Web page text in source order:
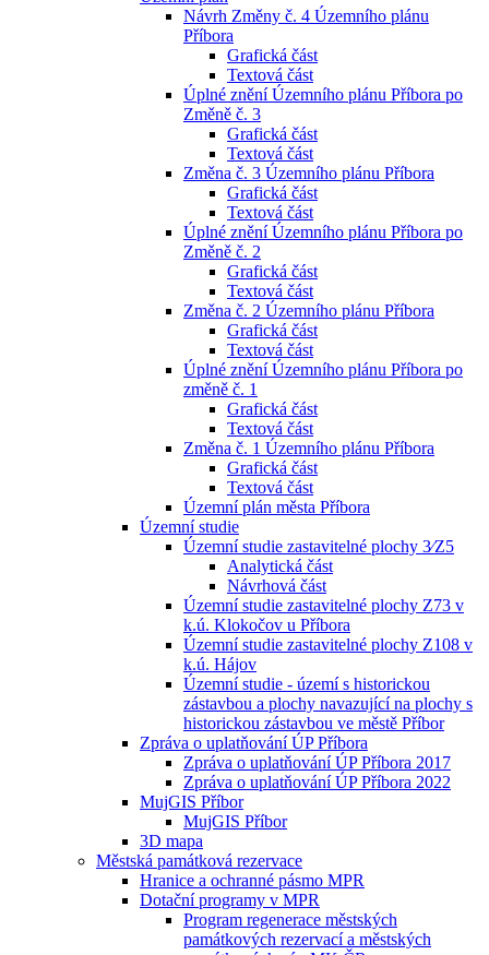
Návrh Změny č. 4 Územního plánu
Příbora
Grafická část
Textová část
Úplné znění Územního plánu Příbora po
Změně č. 3
Grafická část
Textová část
Změna č. 3 Územního plánu Příbora
Grafická část
Textová část
Úplné znění Územního plánu Příbora po
Změně č. 2
Grafická část
Textová část
Změna č. 2 Územního plánu Příbora
Grafická část
Textová část
Úplné znění Územního plánu Příbora po
změně č. 1
Grafická část
Textová část
Změna č. 1 Územního plánu Příbora
Grafická část
Textová část
Územní plán města Příbora
Územní studie
Územní studie zastavitelné plochy 3⁄Z5
Analytická část
Návrhová část
Územní studie zastavitelné plochy Z73 v
k.ú. Klokočov u Příbora
Územní studie zastavitelné plochy Z108 v
k.ú. Hájov
Územní studie - území s historickou
zástavbou a plochy navazující na plochy s
historickou zástavbou ve městě Příbor
Zpráva o uplatňování ÚP Příbora
Zpráva o uplatňování ÚP Příbora 2017
Zpráva o uplatňování ÚP Příbora 2022
MujGIS Příbor
MujGIS Příbor
3D mapa
Městská památková rezervace
Hranice a ochranné pásmo MPR
Dotační programy v MPR
Program regenerace městských
památkových rezervací a městských